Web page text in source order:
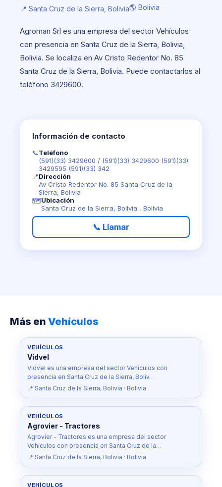
📍 Santa Cruz de la Sierra, Bolivia🌎 Bolivia
Agroman Srl es una empresa del sector Vehículos
con presencia en Santa Cruz de la Sierra, Bolivia,
Bolivia. Se localiza en Av Cristo Redentor No. 85
Santa Cruz de la Sierra, Bolivia. Puede contactarlos al
teléfono 3429600.
Información de contacto
📞Teléfono
(591)(33) 3429600 / (591)(33) 3429600 (591)(33)
3429595 (591)(33) 342
📍Dirección
Av Cristo Redentor No. 85 Santa Cruz de la
Sierra, Bolivia
🗺️Ubicación
Santa Cruz de la Sierra, Bolivia , Bolivia
📞 Llamar
Más en Vehículos
VEHÍCULOS
Vidvel
Vidvel es una empresa del sector Vehículos con
presencia en Santa Cruz de la Sierra, Boliv…
📍 Santa Cruz de la Sierra, Bolivia · Bolivia
VEHÍCULOS
Agrovier - Tractores
Agrovier - Tractores es una empresa del sector
Vehículos con presencia en Santa Cruz de la…
📍 Santa Cruz de la Sierra, Bolivia · Bolivia
VEHÍCULOS